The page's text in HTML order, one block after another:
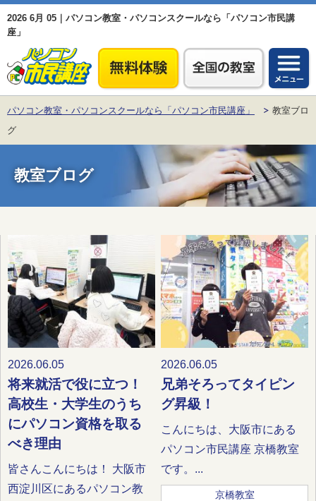
2026 6月 05｜パソコン教室・パソコンスクールなら「パソコン市民講
座」
パソコン教室・パソコンスクールなら「パソコン市民講座」
教室ブロ
グ
教室ブログ
2026.06.05
将来就活で役に立つ！
高校生・大学生のうち
にパソコン資格を取る
べき理由
皆さんこんにちは！ 大阪市
西淀川区にあるパソコン教
2026.06.05
兄弟そろってタイピン
グ昇級！
こんにちは、大阪市にある
パソコン市民講座 京橋教室
です。...
京橋教室